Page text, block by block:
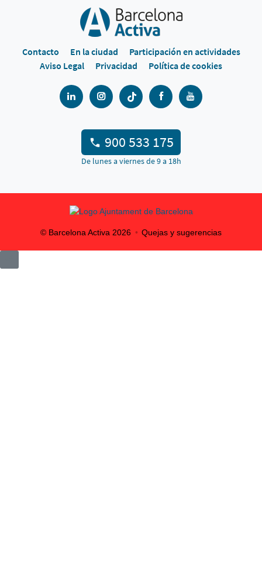
Contacto En la ciudad
Participación en actividades
Aviso Legal
Privacidad Política de cookies
900 533 175
De lunes a viernes de 9 a 18h
© Barcelona Activa 2026 Quejas y sugerencias